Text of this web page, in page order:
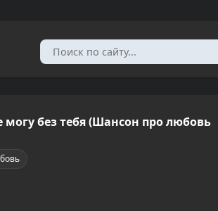
могу без тебя (Шансон про любовь